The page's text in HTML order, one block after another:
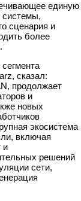
единую
системы,
сценария и
более
сказал:
продолжает
и
новых
экосистема
включая
и
решений
сети,